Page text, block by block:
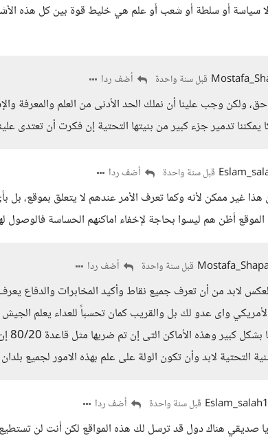
سياسة أو سلطة أو شعب أو علم هي خليط قوة بين كل هذه
قبل سنة واحدة أضف ردا
ولكن وجب علينا أن نملك الحد الأدنى من العلم والمعرفة
يمكننا تدمير جزء كبير من بنيتها التحتية إن فكرت أن تعتدى
قبل سنة واحدة أضف ردا
غير ممكن لأنه وكما تعرف الأمر عندهم لا يتعلق بموقع،
الموقع أظن هم ليسوا بحاجة لإخفاء اماكنهم الحساسة فالوصول
قبل سنة واحدة أضف ردا
لابد من أن تعرف جميع نقاط وأكيد المخابرات والدفاع
واى عدو لك بل والقريب كمان تحسباً للعداء يعلم
التحتية لابد وأن تكون الولة على علم بهذه الامور لجميع
Eslam_salah1 قبل سنة واحدة أضف ردا
يا صديقي هناك دول قد ترسل لك هذه المواقع لكن أنت لن تستطيع